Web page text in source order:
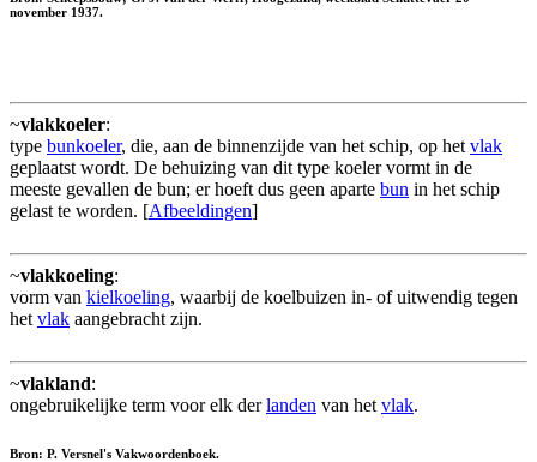
november 1937.
~vlakkoeler:
type bunkoeler, die, aan de binnenzijde van het schip, op het vlak
geplaatst wordt. De behuizing van dit type koeler vormt in de
meeste gevallen de bun; er hoeft dus geen aparte bun in het schip
gelast te worden. [Afbeeldingen]
~vlakkoeling:
vorm van kielkoeling, waarbij de koelbuizen in- of uitwendig tegen
het vlak aangebracht zijn.
~vlakland:
ongebruikelijke term voor elk derlanden van het vlak.
Bron: P. Versnel's Vakwoordenboek.